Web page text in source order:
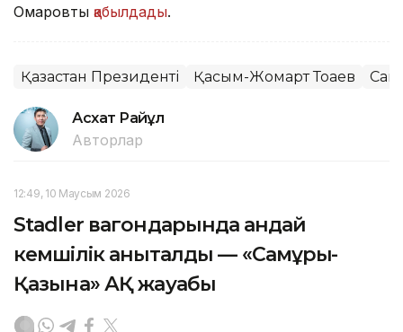
Омаровты қабылдады.
Қазақстан Президенті Қасым-Жомарт Тоқаев
Асхат Райқұл
Авторлар
12:49, 10 Маусым 2026
Stadler вагондарында қандай
кемшілік анықталды — «Самұрық-
Қазына» АҚ жауабы